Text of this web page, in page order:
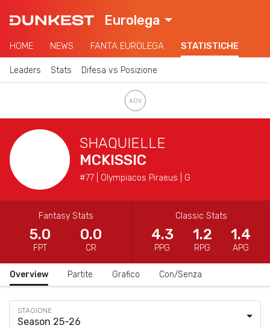
Eurolega
HOME NEWS FANTA EUROLEGA STATISTICHE
Leaders Stats Difesa vs Posizione
SHAQUIELLE
MCKISSIC
#77 | Olympiacos Piraeus | G
Fantasy Stats
5.0
FPT
0.0
CR
Classic Stats
4.3
PPG
1.2
RPG
1.4
APG
Overview Partite Grafico Con/Senza
Season 25-26